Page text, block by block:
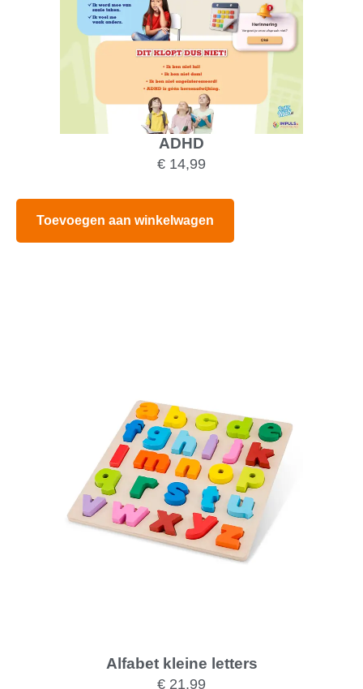
ADHD
€ 14,99
Toevoegen aan winkelwagen
Alfabet kleine letters
€ 21,99